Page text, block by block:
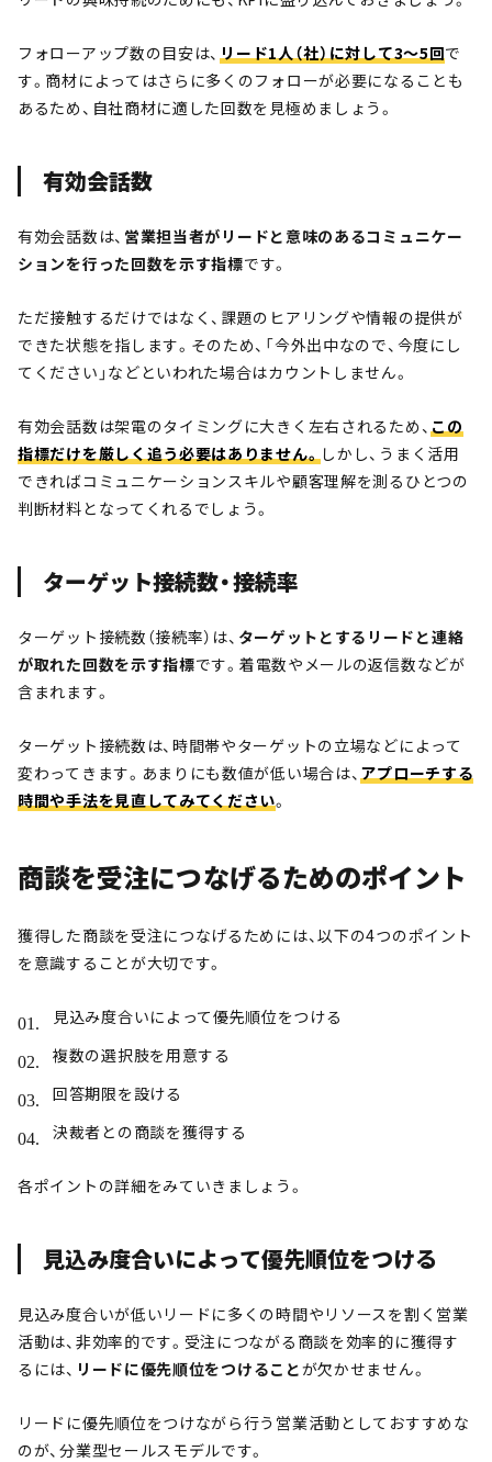
フォローアップ数の目安は、リード1人（社）に対して3～5回で
す。商材によってはさらに多くのフォローが必要になることも
あるため、自社商材に適した回数を見極めましょう。
有効会話数
有効会話数は、 営業担当者がリードと意味のあるコミュニケー
ションを行った回数を示す指標です。
ただ接触するだけではなく、課題のヒアリングや情報の提供が
できた状態を指します。そのため、「今外出中なので、今度にし
てください」などといわれた場合はカウントしません。
有効会話数は架電のタイミングに大きく左右されるため、この
指標だけを厳しく追う必要はありません。しかし、うまく活用
できればコミュニケーションスキルや顧客理解を測るひとつの
判断材料となってくれるでしょう。
ターゲット接続数・接続率
ターゲット接続数（接続率）は、 ターゲットとするリードと連絡
が取れた回数を示す指標です。着電数やメールの返信数などが
含まれます。
ターゲット接続数は、時間帯やターゲットの立場などによって
変わってきます。あまりにも数値が低い場合は、アプローチする
時間や手法を見直してみてください。
商談を受注につなげるためのポイント
獲得した商談を受注につなげるためには、以下の4つのポイント
を意識することが大切です。
見込み度合いによって優先順位をつける
複数の選択肢を用意する
回答期限を設ける
決裁者との商談を獲得する
各ポイントの詳細をみていきましょう。
見込み度合いによって優先順位をつける
見込み度合いが低いリードに多くの時間やリソースを割く営業
活動は、非効率的です。受注につながる商談を効率的に獲得す
るには、 リードに優先順位をつけることが欠かせません。
リードに優先順位をつけながら行う営業活動としておすすめな
のが、分業型セールスモデルです。